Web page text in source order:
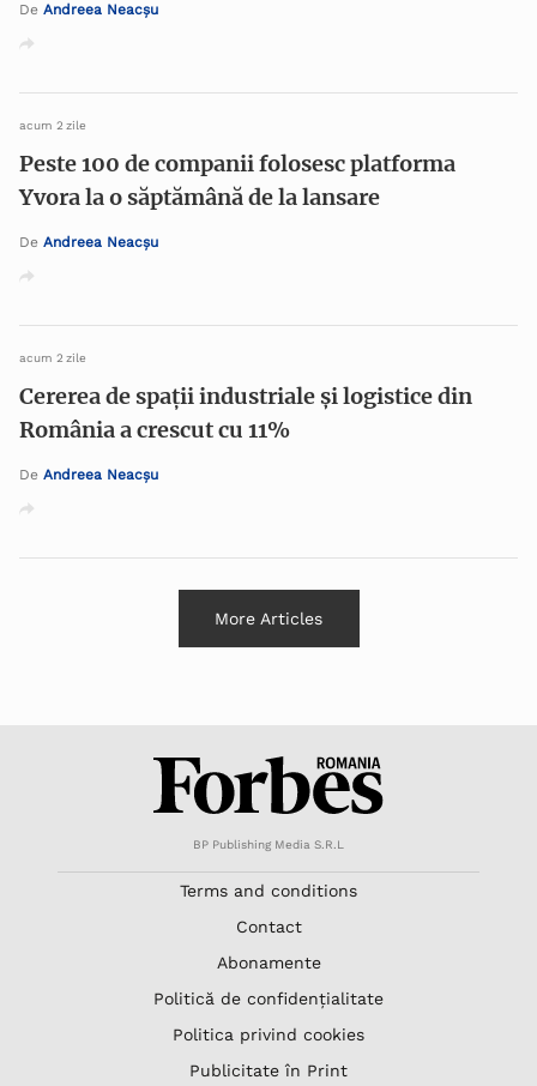
De Andreea Neacșu
acum 2 zile
Peste 100 de companii folosesc platforma
Yvora la o săptămână de la lansare
De Andreea Neacșu
acum 2 zile
Cererea de spaţii industriale şi logistice din
România a crescut cu 11%
De Andreea Neacșu
More Articles
BP Publishing Media S.R.L
Terms and conditions
Contact
Abonamente
Politică de confidențialitate
Politica privind cookies
Publicitate în Print